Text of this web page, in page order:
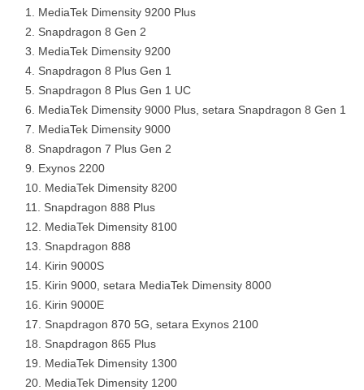
MediaTek Dimensity 9200 Plus
Snapdragon 8 Gen 2
MediaTek Dimensity 9200
Snapdragon 8 Plus Gen 1
Snapdragon 8 Plus Gen 1 UC
MediaTek Dimensity 9000 Plus, setara Snapdragon 8 Gen 1
MediaTek Dimensity 9000
Snapdragon 7 Plus Gen 2
Exynos 2200
MediaTek Dimensity 8200
Snapdragon 888 Plus
MediaTek Dimensity 8100
Snapdragon 888
Kirin 9000S
Kirin 9000, setara MediaTek Dimensity 8000
Kirin 9000E
Snapdragon 870 5G, setara Exynos 2100
Snapdragon 865 Plus
MediaTek Dimensity 1300
MediaTek Dimensity 1200